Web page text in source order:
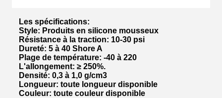
Les spécifications:
Style: Produits en silicone mousseux
Résistance à la traction: 10-30 psi
Dureté: 5 à 40 Shore A
Plage de température: -40 à 220
L'allongement: ≥ 250%.
Densité: 0,3 à 1,0 g/cm3
Longueur: toute longueur disponible
Couleur: toute couleur disponible